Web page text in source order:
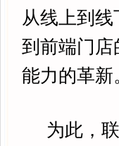
从线上到
到前端门
能力的革新
为此，联